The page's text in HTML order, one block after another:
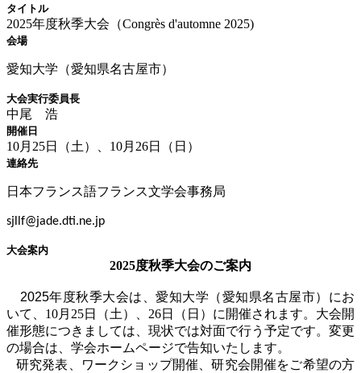
タイトル
2025年度秋季大会（Congrès d'automne 2025)
会場
愛知大学（愛知県名古屋市）
大会実行委員長
中尾 浩
開催日
10月25日（土）、10月26日（日）
連絡先
日本フランス語フランス文学会事務局
sjllf@jade.dti.ne.jp
大会案内
2025度秋季大会のご案内
2025年度秋季大会は、愛知大学（愛知県名古屋市）にお
いて、 10月 25日（土）、 26日（日）に開催されます。大会開
催形態につきましては、現状では対面で行う予定です。変更
の場合は、学会ホームページで告知いたします。
研究発表、ワークショップ開催、研究会開催をご希望の方